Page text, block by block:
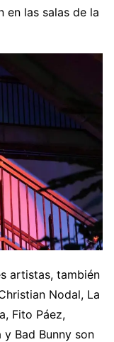
en las salas de la
artistas, también
Nodal, La
Fito Páez,
y Bad Bunny son